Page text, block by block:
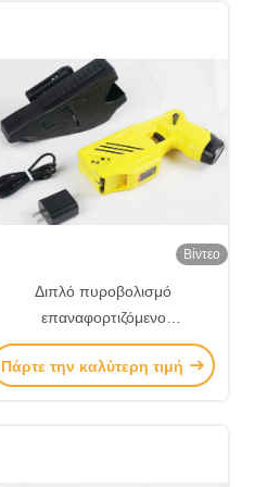
Βίντεο
Διπλό πυροβολισμό
επαναφορτιζόμενο
αναισθητοποιητικό όπλο IP57
για τακτική χρήση
Πάρτε την καλύτερη τιμή